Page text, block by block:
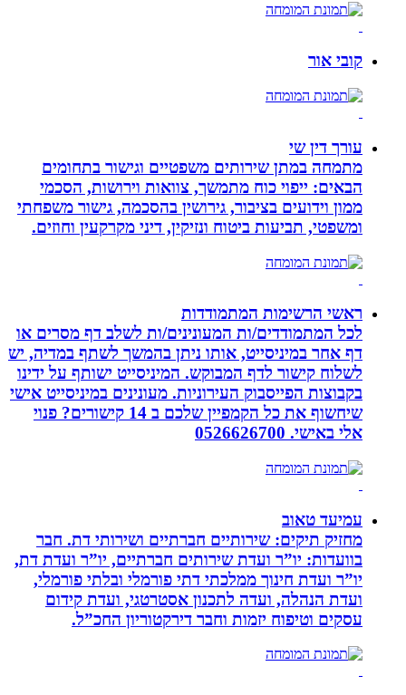
קובי אור
עורך דין שי
מתמחה במתן שירותים משפטיים וגישור בתחומים
הבאים: ייפוי כוח מתמשך, צוואות וירושות, הסכמי
ממון וידועים בציבור, גירושין בהסכמה, גישור משפחתי
ומשפטי, תביעות ביטוח ונזיקין, דיני מקרקעין וחוזים.
ראשי הרשימות המתמודדות
לכל המתמודדים/ות המעונינים/ות לשלב דף מסרים או
דף אחר במיניסייט, אותו ניתן בהמשך לשתף במדיה, יש
לשלוח קישור לדף המבוקש. המיניסייט ישותף על ידינו
בקבוצות הפייסבוק העירוניות. מעונינים במיניסייט אישי
שיחשוף את כל הקמפיין שלכם ב 14 קישורים? פנוי
אלי באישי. 0526626700
עמיעד טאוב
מחזיק תיקים: שירותיים חברתיים ושירותי דת. חבר
בוועדות: יו”ר ועדת שירותים חברתיים, יו”ר ועדת דת,
יו”ר ועדת חינוך ממלכתי דתי פורמלי ובלתי פורמלי,
ועדת הנהלה, ועדה לתכנון אסטרטגי, ועדת קידום
עסקים וטיפוח יזמות וחבר דירקטוריון החכ”ל.